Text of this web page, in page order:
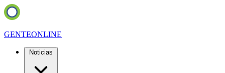
GENTEONLINE
Noticias